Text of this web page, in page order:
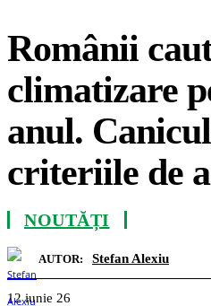
Românii
climatizare
anul.
criteriile de
NOUTĂȚI
AUTOR: Stefan Alexiu
12 iunie 26